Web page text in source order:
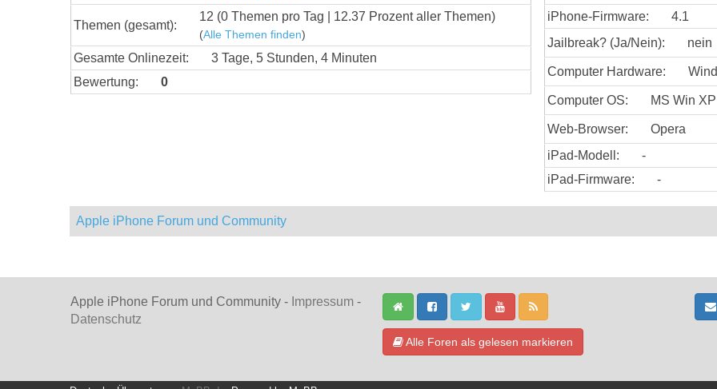
Themen (gesamt):
12 (0 Themen pro Tag | 12.37 Prozent aller Themen)
(Alle Themen finden)
Gesamte Onlinezeit:
3 Tage, 5 Stunden, 4 Minuten
Bewertung:
0
iPhone-Firmware:
4.1
Jailbreak? (Ja/Nein):
nein
Computer Hardware:
Computer OS: MS Win XP
Web-Browser:
Opera
iPad-Modell:
-
iPad-Firmware:
-
Apple iPhone Forum und Community
Apple iPhone Forum und Community - Impressum -
Datenschutz
Alle Foren als gelesen markieren